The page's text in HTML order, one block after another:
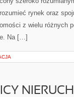
rynek oraz
z wielu różnych
Na […]